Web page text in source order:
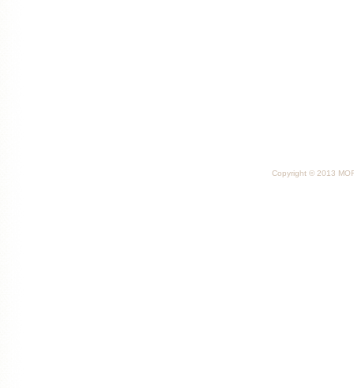
Copyright © 2013